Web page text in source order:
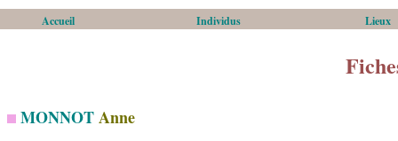
Accueil Individus Lieux
MONNOTAnne